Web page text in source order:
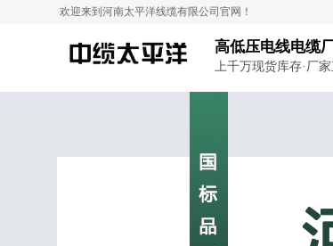
欢迎来到河南太平洋线缆有限公司官网！
高低压电线电缆
上千万现货库存·厂